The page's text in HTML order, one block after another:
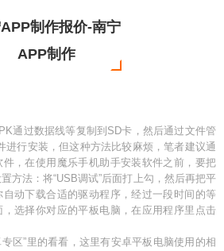
制作报价-南宁
APP制作
通过数据线等复制到SD卡，然后通过文件管
进行安装，但这种方法比较麻烦，笔者建议通
，在使用魔乐手机助手安装软件之前，要把
方法：将“USB调试”后面打上勾，然后再把平
动下载合适的驱动程序，经过一段时间的等
选择你对应的平板电脑，在应用程序里点击
专区”里的看看，这里有安卓平板电脑使用的相